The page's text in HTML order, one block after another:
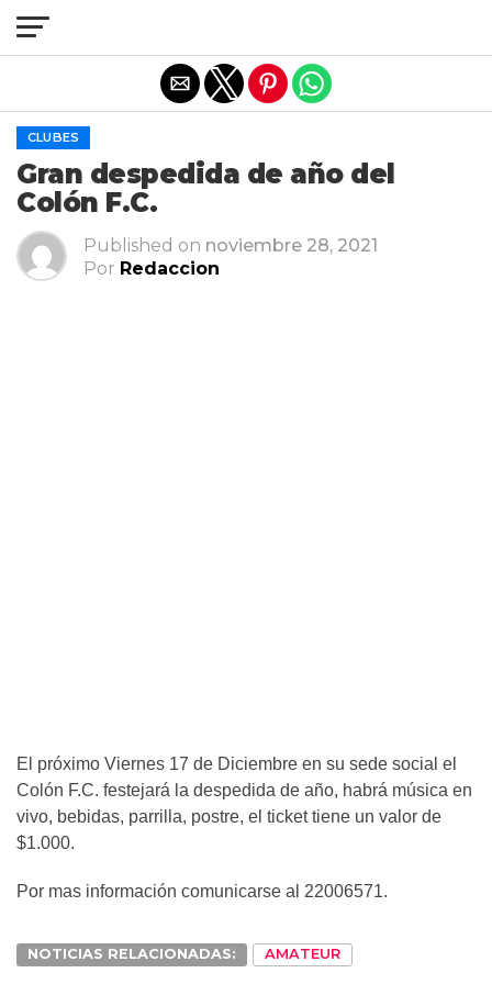
CLUBES
Gran despedida de año del
Colón F.C.
Published on noviembre 28, 2021
Por Redaccion
El próximo Viernes 17 de Diciembre en su sede social el
Colón F.C. festejará la despedida de año, habrá música en
vivo, bebidas, parrilla, postre, el ticket tiene un valor de
$1.000.
Por mas información comunicarse al 22006571.
NOTICIAS RELACIONADAS: AMATEUR